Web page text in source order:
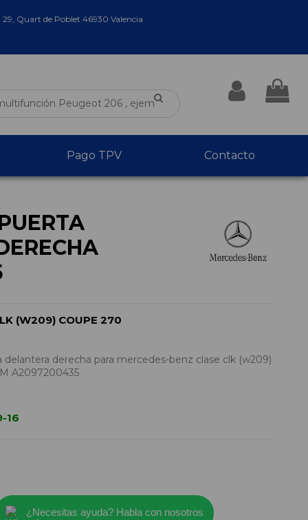
29, Quart de Poblet 46930 Valencia
Pago TPV Contacto
(W209) COUPE 270
derecha para mercedes-benz clase clk (w209)
A2097200435
16
¿Necesitas ayuda? Habla con nosotros